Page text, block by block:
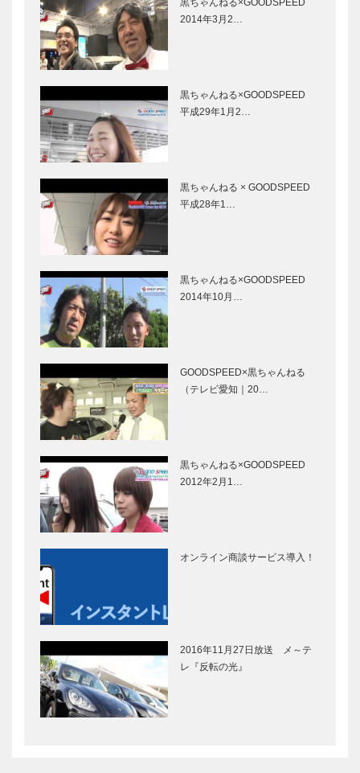
黒ちゃんねる×GOODSPEED
2014年3月2…
黒ちゃんねる×GOODSPEED
平成29年1月2…
黒ちゃんねる × GOODSPEED
平成28年1…
黒ちゃんねる×GOODSPEED
2014年10月…
GOODSPEED×黒ちゃんねる
（テレビ愛知｜20…
黒ちゃんねる×GOODSPEED
2012年2月1…
オンライン商談サービス導入！
2016年11月27日放送 メ～テ
レ『反転の光』